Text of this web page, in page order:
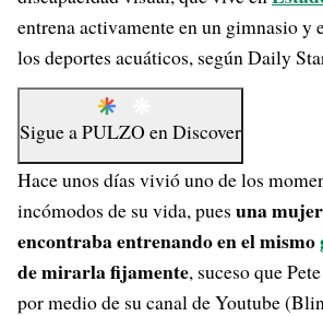
entrena activamente en un gimnasio y
los deportes acuáticos, según Daily
Sigue aPULZO enDiscover
Hace unos días vivió uno de los
incómodos de su vida, pues una
encontraba entrenando en el mismo
de mirarla fijamente, suceso que
por medio de su canal de Youtube